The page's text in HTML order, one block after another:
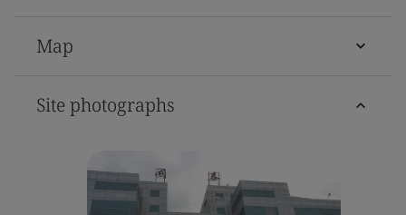
Map
Site photographs